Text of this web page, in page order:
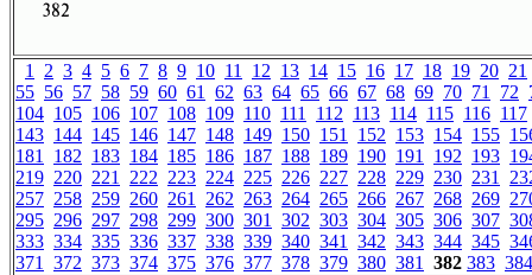
1 2 3 4 5 6 7 8 9 10 11 12 13 14 15 16 17 18 19 20 21
55 56 57 58 59 60 61 62 63 64 65 66 67 68 69 70 71 72
104 105 106 107 108 109 110 111 112 113 114 115 116 117
143 144 145 146 147 148 149 150 151 152 153 154 155
181 182 183 184 185 186 187 188 189 190 191 192 193
219 220 221 222 223 224 225 226 227 228 229 230 231
257 258 259 260 261 262 263 264 265 266 267 268 269
295 296 297 298 299 300 301 302 303 304 305 306 307
333 334 335 336 337 338 339 340 341 342 343 344 345
371 372 373 374 375 376 377 378 379 380 381 382 383 384